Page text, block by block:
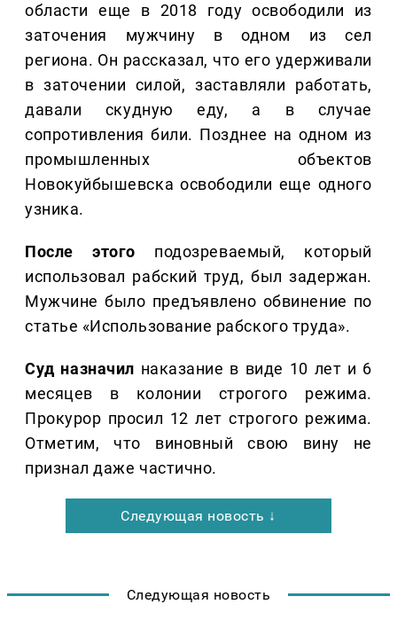
области еще в 2018 году освободили из
заточения мужчину в одном из сел
региона. Он рассказал, что его удерживали
в заточении силой, заставляли работать,
давали скудную еду, а в случае
сопротивления били. Позднее на одном из
промышленных объектов
Новокуйбышевска освободили еще одного
узника.
После этого подозреваемый, который
использовал рабский труд, был задержан.
Мужчине было предъявлено обвинение по
статье «Использование рабского труда».
Суд назначил наказание в виде 10 лет и 6
месяцев в колонии строгого режима.
Прокурор просил 12 лет строгого режима.
Отметим, что виновный свою вину не
признал даже частично.
Следующая новость ↓
Следующая новость